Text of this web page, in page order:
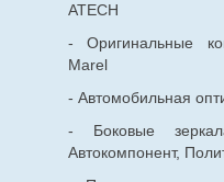
ATECH
- Оригинальные
Marel
- Автомобильная
- Боковые
Автокомпонент,